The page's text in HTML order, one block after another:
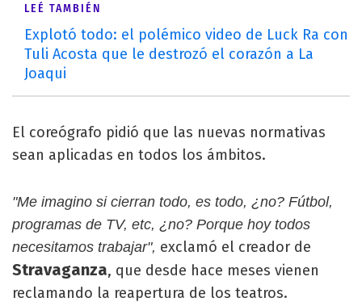
LEÉ TAMBIÉN
Explotó todo: el polémico video de Luck Ra con
Tuli Acosta que le destrozó el corazón a La
Joaqui
El coreógrafo pidió que las nuevas normativas
sean aplicadas en todos los ámbitos.
"Me imagino si cierran todo, es todo, ¿no? Fútbol,
programas de TV, etc, ¿no? Porque hoy todos
necesitamos trabajar", exclamó el creador de
Stravaganza, que desde hace meses vienen
reclamando la reapertura de los teatros.